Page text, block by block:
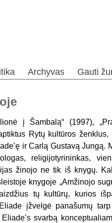
Archyvas Gauti
į Šambalą“ (1997),
Rytų kultūros ženklus,
ir Carlą Gustavą Jungą.
religijotyrininkas,
žinojo ne tik iš knygų.
knygoje „Amžinojo
tų kultūrų, kurios
įžvelgė panašumų
svarbą